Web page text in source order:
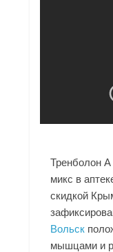
Тренболон A
микс в
скидкой
Вольск
мышцами и